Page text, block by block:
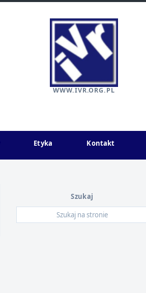
WWW.IVR.ORG.PL
Etyka Kontakt
Szukaj